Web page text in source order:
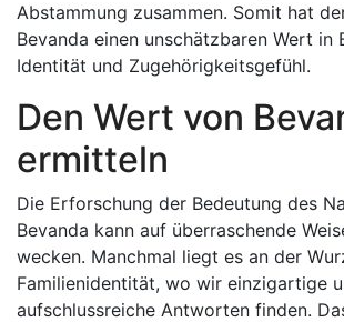
Abstammung zusammen. Somit hat
Bevanda einen unschätzbaren Wert in
Identität und Zugehörigkeitsgefühl.
Den Wert von
ermitteln
Die Erforschung der Bedeutung des
Bevanda kann auf überraschende
wecken. Manchmal liegt es an der
Familienidentität, wo wir einzigartige
aufschlussreiche Antworten finden.